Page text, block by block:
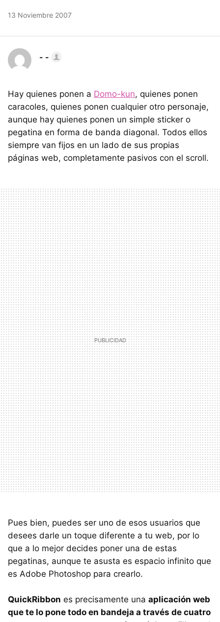
13 Noviembre 2007
- -
Hay quienes ponen a Domo-kun, quienes ponen
caracoles, quienes ponen cualquier otro personaje,
aunque hay quienes ponen un simple sticker o
pegatina en forma de banda diagonal. Todos ellos
siempre van fijos en un lado de sus propias
páginas web, completamente pasivos con el scroll.
Pues bien, puedes ser uno de esos usuarios que
desees darle un toque diferente a tu web, por lo
que a lo mejor decides poner una de estas
pegatinas, aunque te asusta es espacio infinito que
es Adobe Photoshop para crearlo.
QuickRibbon es precisamente una aplicación web
que te lo pone todo en bandeja a través de cuatro